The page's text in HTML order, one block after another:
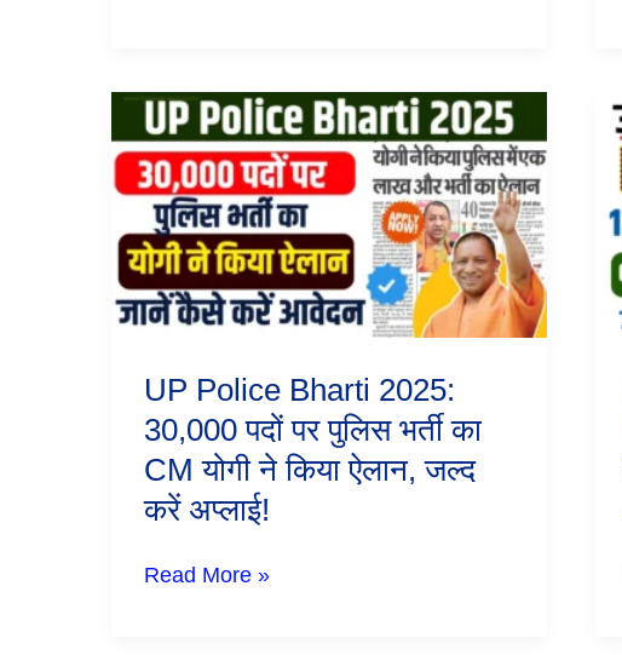
UP Police Bharti 2025:
30,000 पदों पर पुलिस भर्ती का
CM योगी ने किया ऐलान, जल्द
करें अप्लाई!
UP
Police
Bharti
2025:
30,000
पदों
पर
पुलिस
भर्ती
का
ने
किया
ऐलान,
जल्द
अप्लाई!
Read More »